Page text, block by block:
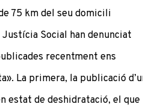
75 km del seu domicili
Social han denunciat
recentment ens
La primera, la publicació
estat de deshidratació, el que